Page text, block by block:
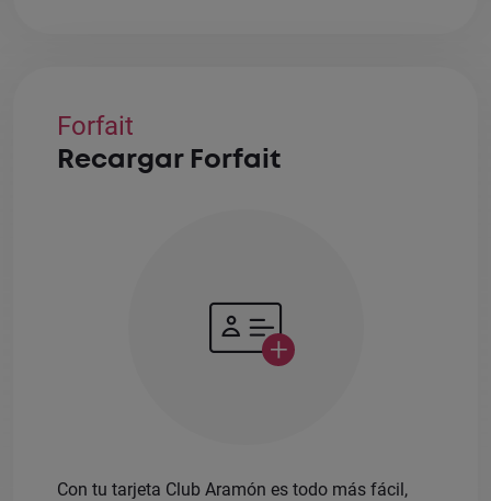
Forfait
Recargar Forfait
+
Con tu tarjeta Club Aramón es todo más fácil,